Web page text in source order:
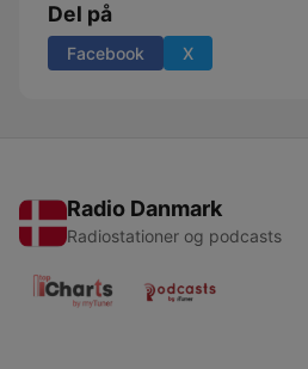
Del på
Facebook X
Radio Danmark
Radiostationer og podcasts